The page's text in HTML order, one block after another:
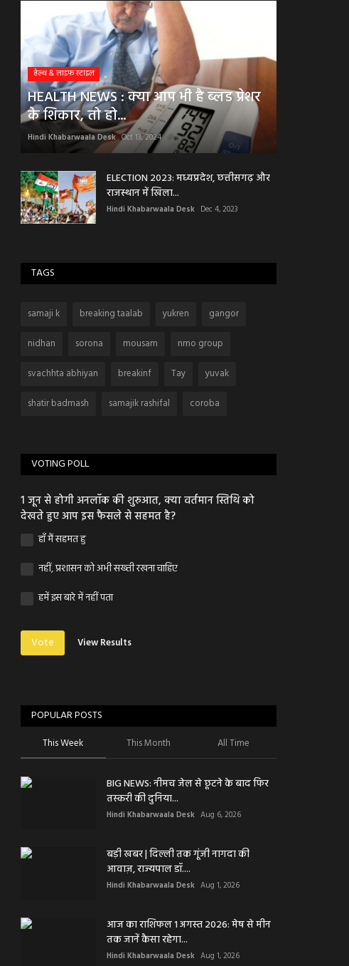
हेल्थ & लाइफ स्टाइल
HEALTH NEWS : क्या आप भी है ब्लड प्रेशर
के शिकार, तो हो...
Hindi Khabarwaala Desk Oct 13, 2024
ELECTION 2023: मध्यप्रदेश, छत्तीसगढ़ और
राजस्थान में खिला...
Hindi Khabarwaala Desk Dec 4, 2023
TAGS
samaji k breaking taalab yukren
gangor
nidhan
sorona mousam
nmo group
svachhta abhiyan
breakinf Tay
yuvak
shatir badmash
samajik rashifal coroba
VOTING POLL
1 जून से होगी अनलॉक की शुरुआत, क्या वर्तमान स्तिथि को
देखते हुए आप इस फैसले से सहमत है?
हाँ मैं सहमत हु
नहीं, प्रशासन को अभी सख्ती रखना चाहिए
हमें इस बारे में नहीं पता
Vote View Results
POPULAR POSTS
This Week This Month All Time
BIG NEWS: नीमच जेल से छूटने के बाद फिर
तस्करी की दुनिया...
Hindi Khabarwaala Desk Aug 6, 2026
बड़ी खबर | दिल्ली तक गूंजी नागदा की
आवाज़, राज्यपाल डॉ....
Hindi Khabarwaala Desk Aug 1, 2026
आज का राशिफल 1 अगस्त 2026: मेष से मीन
तक जानें कैसा रहेगा...
Hindi Khabarwaala Desk Aug 1, 2026